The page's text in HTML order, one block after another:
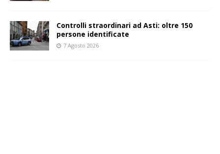
Controlli straordinari ad Asti: oltre 150
persone identificate
7 Agosto 2026